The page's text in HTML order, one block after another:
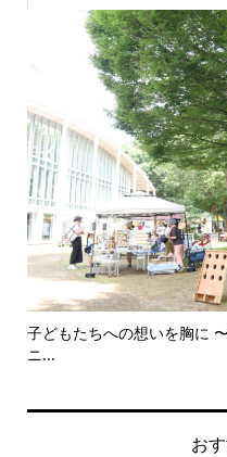

子どもたちへの想いを胸に
ニ...
お